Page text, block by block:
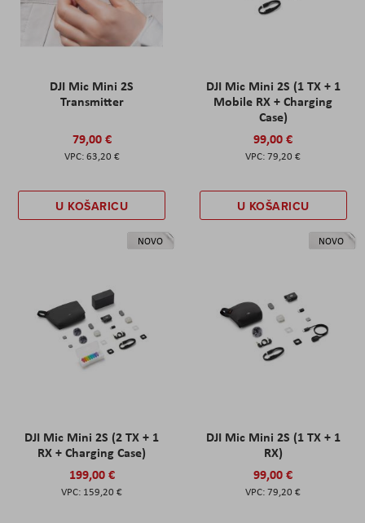
DJI Mic Mini 2S
Transmitter
79,00 €
63,20 €
U KOŠARICU
DJI Mic Mini 2S (1 TX + 1
Mobile RX + Charging
Case)
99,00 €
79,20 €
U KOŠARICU
NOVO
DJI Mic Mini 2S (2 TX + 1
RX + Charging Case)
199,00 €
159,20 €
NOVO
DJI Mic Mini 2S (1 TX + 1
RX)
99,00 €
79,20 €